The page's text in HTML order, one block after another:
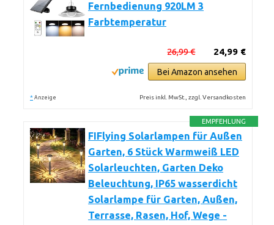
Fernbedienung 920LM 3
Farbtemperatur
24,99 €
26,99 €
Bei Amazon ansehen
* Anzeige Preis inkl. MwSt., zzgl. Versandkosten
EMPFEHLUNG
FIFlying Solarlampen für Außen
Garten, 6 Stück Warmweiß LED
Solarleuchten, Garten Deko
Beleuchtung, IP65 wasserdicht
Solarlampe für Garten, Außen,
Terrasse, Rasen, Hof, Wege -